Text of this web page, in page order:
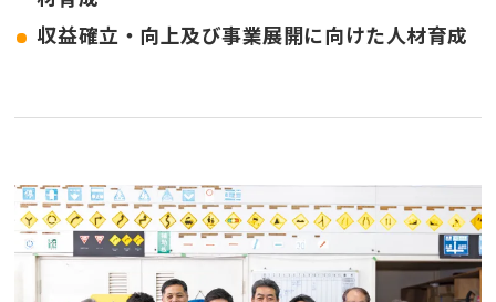
収益確立・向上及び事業展開に向けた人材育成